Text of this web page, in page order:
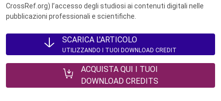
CrossRef.org) l’accesso degli studiosi ai contenuti digitali nelle
pubblicazioni professionali e scientifiche.
SCARICA L'ARTICOLO
UTILIZZANDO I TUOI DOWNLOAD CREDIT
ACQUISTA QUI I TUOI
DOWNLOAD CREDITS